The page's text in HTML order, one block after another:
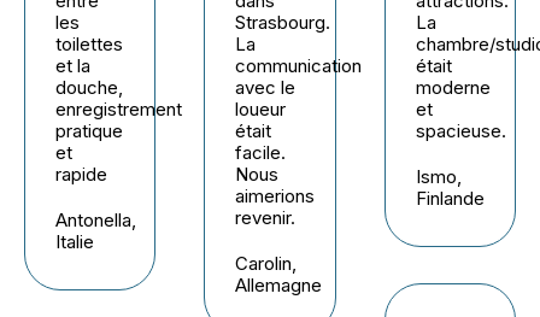
les
toilettes
et la
douche,
enregistrement
pratique
et
rapide
Antonella,
Italie
Strasbourg.
La
communication
avec le
loueur
était
facile.
Nous
aimerions
revenir.
Carolin,
Allemagne
La
chambre/
était
moderne
et
spacieuse.
Ismo,
Finlande